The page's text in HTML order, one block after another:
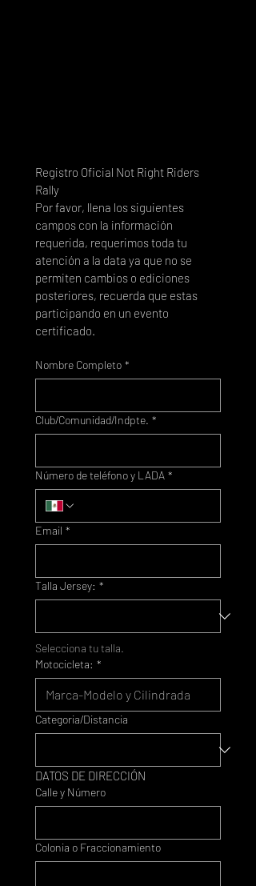
Registro Oficial Not Right Riders
Rally
Por favor, llena los siguientes
campos con la información
requerida, requerimos toda tu
atención a la data ya que no se
permiten cambios o ediciones
posteriores, recuerda que estas
participando en un evento
certificado.
Nombre Completo *
Club/Comunidad/Indpte. *
Número de teléfono y LADA *
Email *
Talla Jersey: *
Selecciona tu talla.
Motocicleta: *
Categoria/Distancia
DATOS DE DIRECCIÓN
Calle y Número
Colonia o Fraccionamiento